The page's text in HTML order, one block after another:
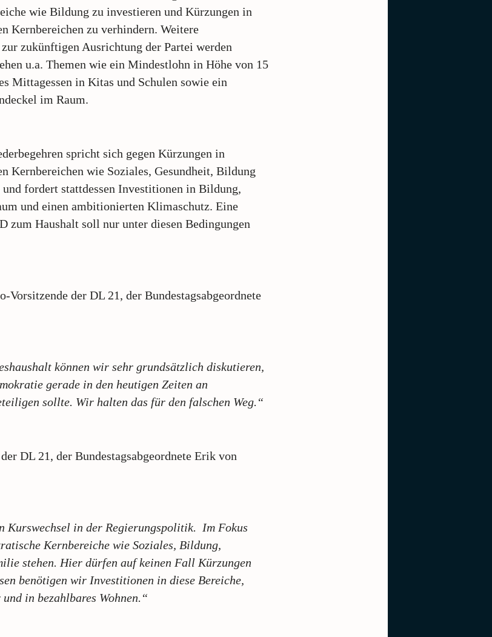
wie Bildung zu investieren und Kürzungen in
Kernbereichen zu verhindern. Weitere
zukünftigen Ausrichtung der Partei werden
u.a. Themen wie ein Mindestlohn in Höhe von 15
Mittagessen in Kitas und Schulen sowie ein
im Raum.
spricht sich gegen Kürzungen in
Kernbereichen wie Soziales, Gesundheit, Bildung
fordert stattdessen Investitionen in Bildung,
und einen ambitionierten Klimaschutz. Eine
zum Haushalt soll nur unter diesen Bedingungen
Vorsitzende der DL 21, der Bundestagsabgeordnete
können wir sehr grundsätzlich diskutieren,
gerade in den heutigen Zeiten an
sollte. Wir halten das für den falschen Weg.“
DL 21, der Bundestagsabgeordnete Erik von
Kurswechsel in der Regierungspolitik. Im Fokus
Kernbereiche wie Soziales, Bildung,
stehen. Hier dürfen auf keinen Fall Kürzungen
benötigen wir Investitionen in diese Bereiche,
in bezahlbares Wohnen.“